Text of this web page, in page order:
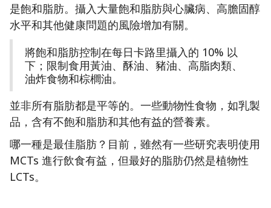
是飽和脂肪。攝入大量飽和脂肪與心臟病、高膽固醇
水平和其他健康問題的風險增加有關。
將飽和脂肪控制在每日卡路里攝入的 10% 以
下；限制食用黃油、酥油、豬油、高脂肉類、
油炸食物和棕櫚油。
並非所有脂肪都是平等的。一些動物性食物，如乳製
品，含有不飽和脂肪和其他有益的營養素。
哪一種是最佳脂肪？目前，雖然有一些研究表明使用
MCTs 進行飲食有益，但最好的脂肪仍然是植物性
LCTs。